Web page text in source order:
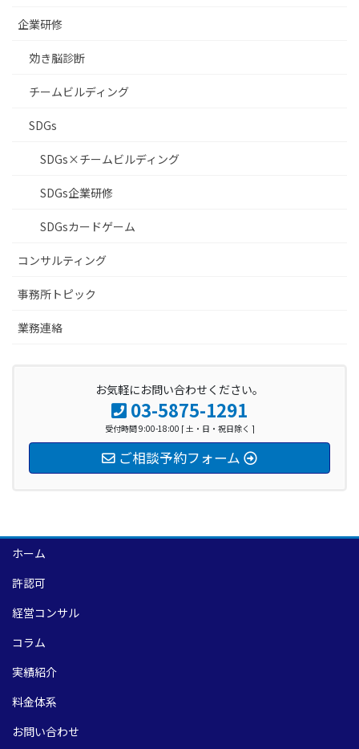
企業研修
効き脳診断
チームビルディング
SDGs
SDGs×チームビルディング
SDGs企業研修
SDGsカードゲーム
コンサルティング
事務所トピック
業務連絡
お気軽にお問い合わせください。
03-5875-1291
受付時間 9:00-18:00 [ 土・日・祝日除く ]
ご相談予約フォーム
ホーム
許認可
経営コンサル
コラム
実績紹介
料金体系
お問い合わせ